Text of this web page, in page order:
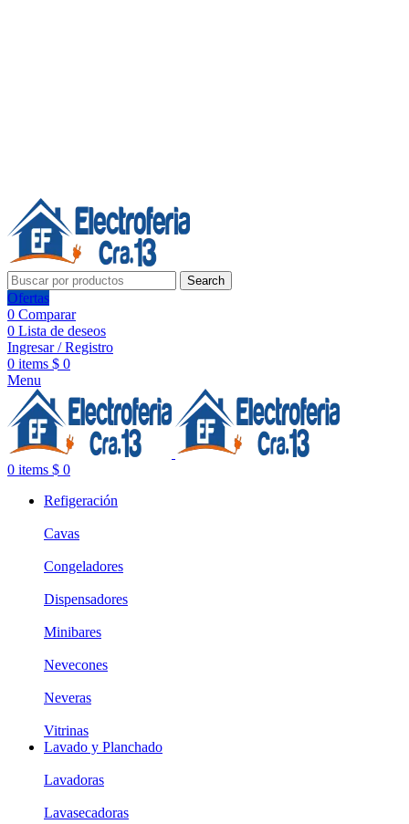
Search
Ofertas
0 Comparar
0 Lista de deseos
Ingresar / Registro
0 items $ 0
Menu
0 items $ 0
Refigeración
Cavas
Congeladores
Dispensadores
Minibares
Nevecones
Neveras
Vitrinas
Lavado y Planchado
Lavadoras
Lavasecadoras